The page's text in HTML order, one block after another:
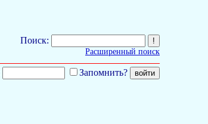
Поиск:
Расширенный поиск
Запомнить?